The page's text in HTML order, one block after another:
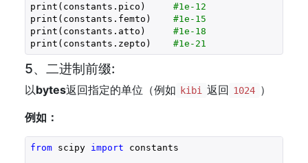
print(constants.pico) #1e-12
print(constants.femto) #1e-15
print(constants.atto) #1e-18
print(constants.zepto) #1e-21
5、二进制前缀:
以bytes返回指定的单位（例如 kibi 返回 1024 ）
例如：
from scipy import constants